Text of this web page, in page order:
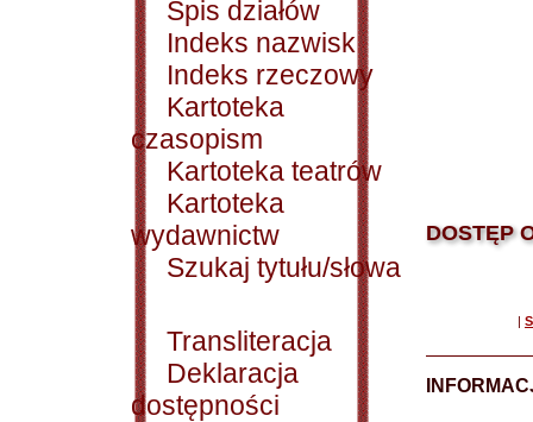
Spis działów
Indeks nazwisk
Indeks rzeczowy
Kartoteka
czasopism
Kartoteka teatrów
Kartoteka
wydawnictw
Szukaj tytułu/słowa
Transliteracja
Deklaracja
dostępności
DOSTĘP
|